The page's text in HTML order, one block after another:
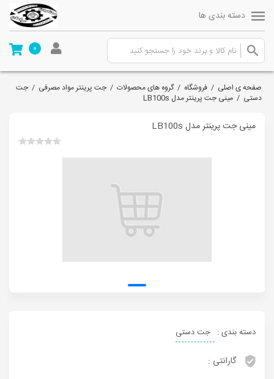
دسته بندی ها
0
صفحه ی اصلی / فروشگاه /گروه های محصولات / جت پرینتر مواد مصرفی / جت
دستی / مینی جت پرینتر مدل LB100s
مینی جت پرینتر مدل LB100s
دسته بندی : جت دستی
گارانتی :